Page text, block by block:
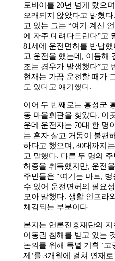
토바이를 20년 넘게 탔으
오래되지 않았다고 밝혔
고 있는 그는 “여기 계신
에 자주 데려다드린다”고
81세에 운전면허를 반납
고 운전을 했는데, 이듬해
조는 경우가 발생했다”고
현재는 가끔 운전할 때가
도 있다고 얘기했다.
이어 두 번째로는 홍성군
동 마을회관을 찾았다. 이
운데 운전자는 70대 한 명
는 혼자 살고 거동이 불편
하다고 했으며, 80대까지
고 말했다. 다른 두 명의
허증을 취득했지만, 운전
주민들은 “여기는 마트,
수 있어 운전면허의 필요
모아 말했다. 생활 인프라
체감되는 부분이다.
본지는 언론진흥재단의
이동권 침해를 받고 있는
논의를 위해 특별 기획 ‘
제’를 3개월에 걸쳐 연재